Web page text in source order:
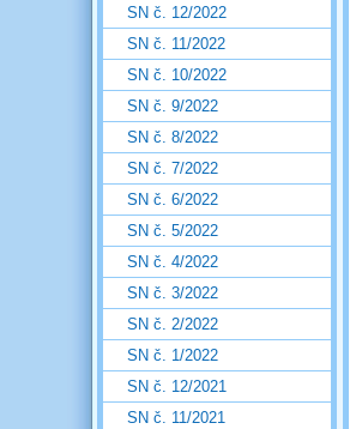
SN č. 12/2022
SN č. 11/2022
SN č. 10/2022
SN č. 9/2022
SN č. 8/2022
SN č. 7/2022
SN č. 6/2022
SN č. 5/2022
SN č. 4/2022
SN č. 3/2022
SN č. 2/2022
SN č. 1/2022
SN č. 12/2021
SN č. 11/2021